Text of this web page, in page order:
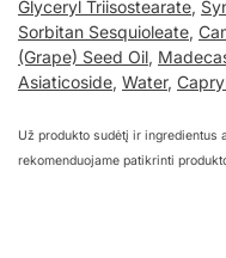
Glyceryl Triisostearate,
Sorbitan Sesquioleate,
(Grape) Seed Oil,
Asiaticoside, Water,
Už produkto sudėtį ir ingredientus
rekomenduojame patikrinti